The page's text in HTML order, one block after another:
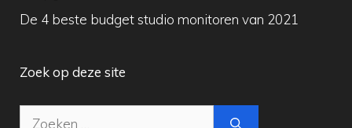
De 4 beste budget studio monitoren van 2021
Zoek op deze site
Zoek